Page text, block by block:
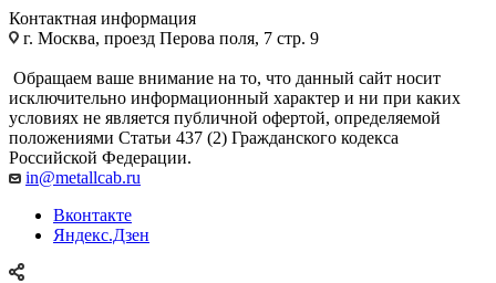
Контактная информация
г. Москва, проезд Перова поля, 7 стр. 9
Обращаем ваше внимание на то, что данный сайт носит
исключительно информационный характер и ни при каких
условиях не является публичной офертой, определяемой
положениями Статьи 437 (2) Гражданского кодекса
Российской Федерации.
in@metallcab.ru
Вконтакте
Яндекс.Дзен